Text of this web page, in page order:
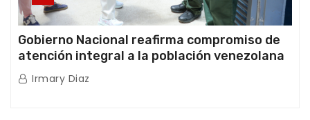
Gobierno Nacional reafirma compromiso de
atención integral a la población venezolana
tras doblete sísmico
Irmary Diaz